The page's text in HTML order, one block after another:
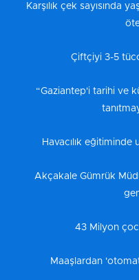
Karşılık çek sayısında
Çiftçiyi 3-5
“Gaziantep'i tarihi ve
Havacılık eğitiminde
Akçakale Gümrük
43 Milyon
Maaşlardan